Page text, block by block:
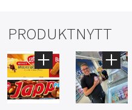
PRODUKTNYTT